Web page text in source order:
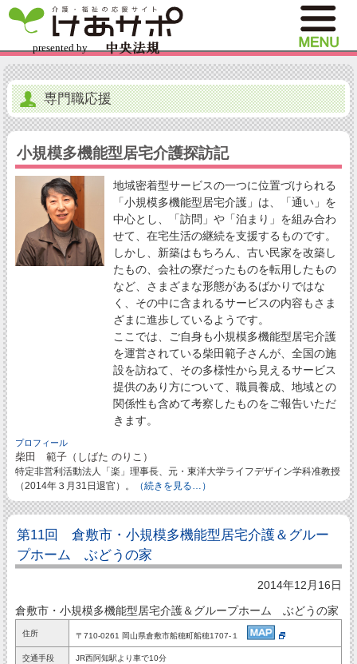
専門職応援
小規模多機能型居宅介護探訪記
地域密着型サービスの一つに位置づけられる
「小規模多機能型居宅介護」は、「通い」を
中心とし、「訪問」や「泊まり」を組み合わ
せて、在宅生活の継続を支援するものです。
しかし、新築はもちろん、古い民家を改築し
たもの、会社の寮だったものを転用したもの
など、さまざまな形態があるばかりではな
く、その中に含まれるサービスの内容もさま
ざまに進歩しているようです。
ここでは、ご自身も小規模多機能型居宅介護
を運営されている柴田範子さんが、全国の施
設を訪ねて、その多様性から見えるサービス
提供のあり方について、職員養成、地域との
関係性も含めて考察したものをご報告いただ
きます。
プロフィール
柴田 範子（しばた のりこ）
特定非営利活動法人「楽」理事長、元・東洋大学ライフデザイン学科准教授
（2014年３月31日退官）。
（続きを見る…）
第11回 倉敷市・小規模多機能型居宅介護＆グルー
プホーム ぶどうの家
2014年12月16日
倉敷市・小規模多機能型居宅介護＆グループホーム ぶどうの家
住所 〒710-0261 岡山県倉敷市船穂町船穂1707-１
交通手段 JR西阿知駅より車で10分